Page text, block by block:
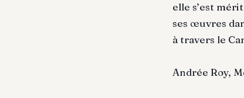
elle s’est
ses œuvres
à travers le
Andrée Roy,